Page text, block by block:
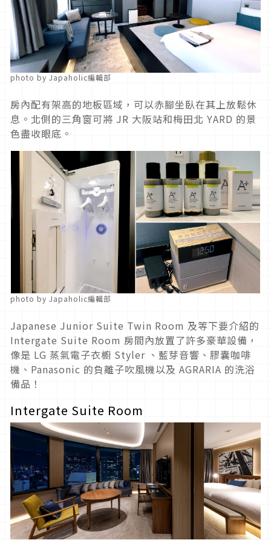
photo by Japaholic編輯部
房內配有架高的地板區域，可以赤腳坐臥在其上放鬆休
息。北側的三角窗可將 JR 大阪站和梅田北 YARD 的景
色盡收眼底。
photo by Japaholic編輯部
Japanese Junior Suite Twin Room 及等下要介紹的
Intergate Suite Room 房間內放置了許多豪華設備，
像是 LG 蒸氣電子衣櫥 Styler 、藍芽音響、膠囊咖啡
機、Panasonic 的負離子吹風機以及 AGRARIA 的洗浴
備品！
Intergate Suite Room